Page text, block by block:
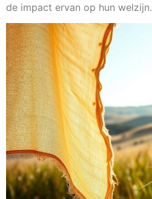
de impact ervan op hun welzijn.